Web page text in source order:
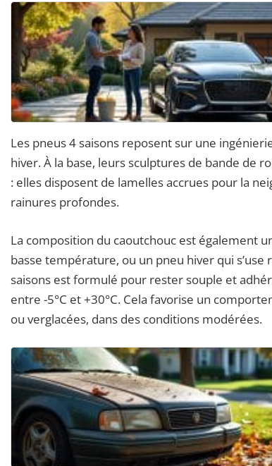
Les pneus 4 saisons reposent sur une
hiver. À la base, leurs sculptures de bande de
: elles disposent de lamelles accrues pour la
rainures profondes.
La composition du caoutchouc est également
basse température, ou un pneu hiver qui
saisons est formulé pour rester souple et
entre -5°C et +30°C. Cela favorise un
ou verglacées, dans des conditions modérées.